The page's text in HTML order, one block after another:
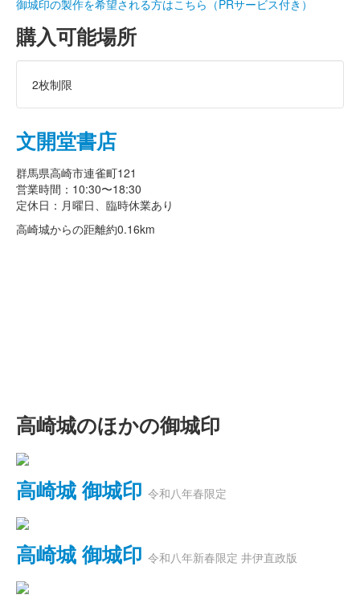
御城印の製作を希望される方はこちら（PRサービス付き）
購入可能場所
2枚制限
文開堂書店
群馬県高崎市連雀町121
営業時間：10:30〜18:30
定休日：月曜日、臨時休業あり
高崎城からの距離約0.16km
高崎城のほかの御城印
高崎城 御城印 令和八年春限定
高崎城 御城印 令和八年新春限定 井伊直政版